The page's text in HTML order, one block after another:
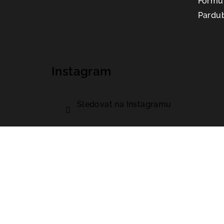
Instagram
Sledovat na Instagramu